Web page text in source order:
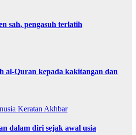
sah, pengasuh terlatih
al-Quran kepada kakitangan dan
Keratan Akhbar
dalam diri sejak awal usia